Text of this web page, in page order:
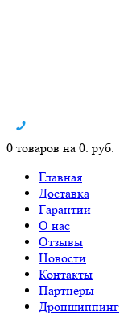
0 товаров на 0. руб.
Главная
Доставка
Гарантии
О нас
Отзывы
Новости
Контакты
Партнеры
Дропшиппинг